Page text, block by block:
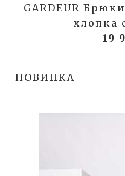
GARDEUR
хлопка
19
НОВИНКА